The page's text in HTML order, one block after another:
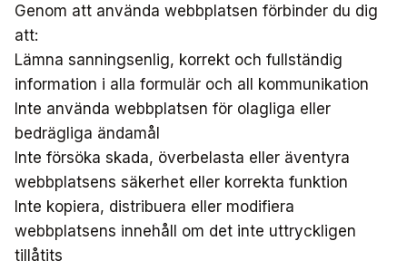
Genom att använda webbplatsen förbinder du dig
att:
Lämna sanningsenlig, korrekt och fullständig
information i alla formulär och all kommunikation
Inte använda webbplatsen för olagliga eller
bedrägliga ändamål
Inte försöka skada, överbelasta eller äventyra
webbplatsens säkerhet eller korrekta funktion
Inte kopiera, distribuera eller modifiera
webbplatsens innehåll om det inte uttryckligen
tillåtits